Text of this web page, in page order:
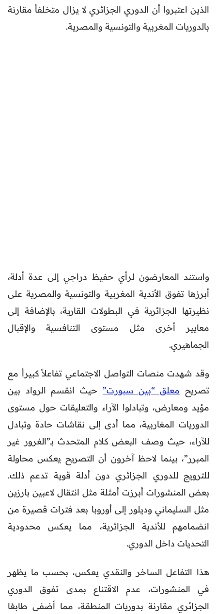
الذين اعتبروا أن الدوري الجزائري لا يزال متخلفاً مقارنة
بالدوريات المغربية والتونسية والمصرية.
واستند المعارضون لرأي حفيظ دراجي إلى عدة أدلة،
أبرزها تفوق الأندية المغربية والتونسية والمصرية على
نظيرتها الجزائرية في البطولات القارية، بالإضافة إلى
معايير أخرى مثل مستوى التنافسية والإقبال
الجماهيري.
وقد شهدت منصات التواصل الاجتماعي تفاعلاً كبيراً مع
تصريح معلق “بين سبورت” حيث انقسم الرواد بين
مؤيد ومعارض، وتبادلوا الآراء والتعليقات حول مستوى
الدوريات المغاربية، مما أدى إلى نقاشات حادة وتبادل
للآراء، حيث وصف البعض كلام المتحدث بـ”الغرور غير
المبرر”، بينما لاحظ آخرون أن التصريح يعكس محاولة
للترويج للدوري الجزائري دون أدلة قوية تدعم ذلك.
بعض المنشورات أبرزت أمثلة مثل انتقال لاعبين بارزين
مثل السليماني وديلور إلى أوروبا بعد فترات قصيرة من
انضمامهم للأندية الجزائرية، مما يعكس محدودية
التحديات داخل الدوري.
هذا التفاعل الساخر والنقدي يعكس، بحسب ما يظهر
في المنشورات، عدم الاقتناع بمدى تفوق الدوري
الجزائري مقارنة بدوريات المنطقة، مما أضفى طابعًا